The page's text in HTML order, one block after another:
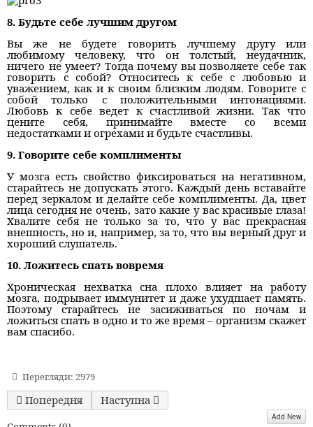
8. Будьте себе лучшим другом
Вы же не будете говорить лучшему другу или
любимому человеку, что он толстый, неудачник,
ничего не умеет? Тогда почему вы позволяете себе так
говорить с собой? Относитесь к себе с любовью и
уважением, как и к своим близким людям. Говорите с
собой только с положительными интонациями.
Любовь к себе ведет к счастливой жизни. Так что
цените себя, принимайте вместе со всеми
недостатками и огрехами и будьте счастливы.
9. Говорите себе комплименты
У мозга есть свойство фиксироваться на негативном,
старайтесь не допускать этого. Каждый день вставайте
перед зеркалом и делайте себе комплименты. Да, цвет
лица сегодня не очень, зато какие у вас красивые глаза!
Хвалите себя не только за то, что у вас прекрасная
внешность, но и, например, за то, что вы верный друг и
хороший слушатель.
10. Ложитесь спать вовремя
Хроническая нехватка сна плохо влияет на работу
мозга, подрывает иммунитет и даже ухудшает память.
Поэтому старайтесь не засиживаться по ночам и
ложиться спать в одно и то же время – организм скажет
вам спасибо.
Перегляди: 2979
Попередня стаття: Что мешает нам начать новые
Попередня Наступна стаття: 6 типов подруг, с
Наступна
Add New